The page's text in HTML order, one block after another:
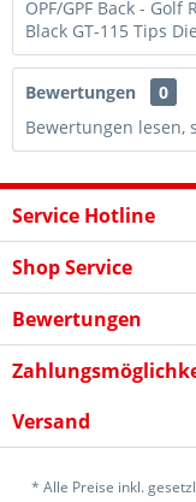
OPF/GPF Back -
Black GT-115 Tips
Bewertungen
0
Bewertungen lesen,
Service Hotline
Shop Service
Bewertungen
Versand
* Alle Preise inkl.